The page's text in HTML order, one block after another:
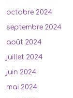
octobre 2024
septembre 2024
août 2024
juillet 2024
juin 2024
mai 2024